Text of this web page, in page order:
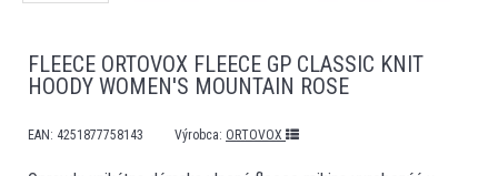
FLEECE ORTOVOX FLEECE GP CLASSIC KNIT
HOODY WOMEN'S MOUNTAIN ROSE
EAN: 4251877758143 Výrobca: ORTOVOX